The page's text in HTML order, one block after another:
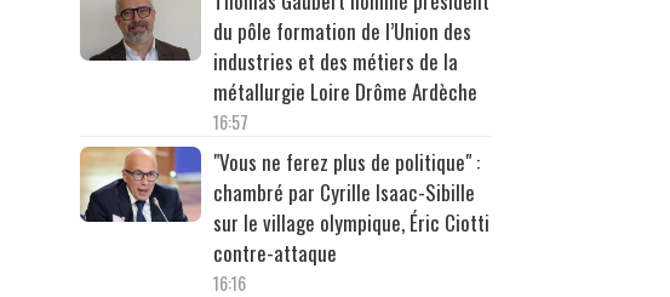
du pôle formation de l’Union des
industries et des métiers de la
métallurgie Loire Drôme Ardèche
16:57
"Vous ne ferez plus de politique" :
chambré par Cyrille Isaac-Sibille
sur le village olympique, Éric Ciotti
contre-attaque
16:16